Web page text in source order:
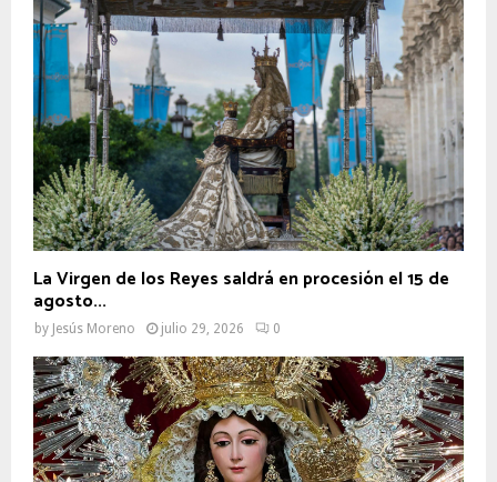
La Virgen de los Reyes saldrá en procesión el 15 de
agosto...
by Jesús Moreno julio 29, 2026 0